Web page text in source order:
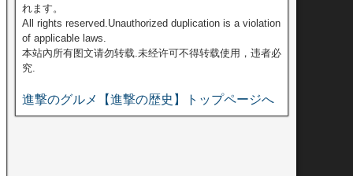
れます。
All rights reserved.Unauthorized duplication is a violation
of applicable laws.
本站內所有图文请勿转载.未经许可不得转载使用，违者必
究.
進撃のグルメ【進撃の歴史】トップページへ